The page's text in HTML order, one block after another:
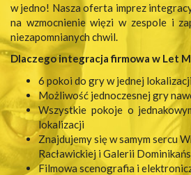
w jedno! Nasza oferta imprez
na wzmocnienie więzi w zespole i
niezapomnianych chwil.
Dlaczego integracja firmowa w Let
6 pokoi do gry w jednej
Możliwość jednoczesnej gry
Wszystkie pokoje o
lokalizacji
Znajdujemy się w samym sercu
Racławickiej i Galerii
Filmowa scenografia i